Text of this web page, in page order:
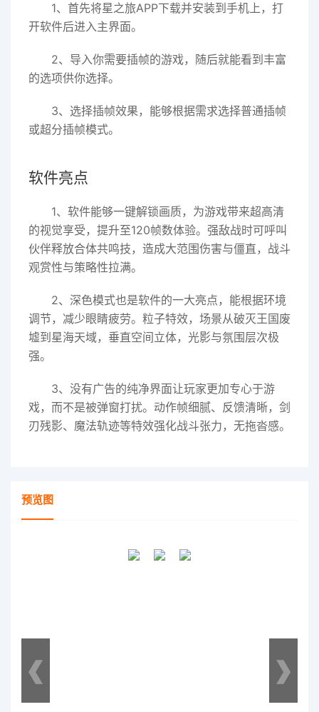
1、首先将星之旅APP下载并安装到手机上，打
开软件后进入主界面。
2、导入你需要插帧的游戏，随后就能看到丰富
的选项供你选择。
3、选择插帧效果，能够根据需求选择普通插帧
或超分插帧模式。
软件亮点
1、软件能够一键解锁画质，为游戏带来超高清
的视觉享受，提升至120帧数体验。强敌战时可呼叫
伙伴释放合体共鸣技，造成大范围伤害与僵直，战斗
观赏性与策略性拉满。
2、深色模式也是软件的一大亮点，能根据环境
调节，减少眼睛疲劳。粒子特效，场景从破灭王国废
墟到星海天域，垂直空间立体，光影与氛围层次极
强。
3、没有广告的纯净界面让玩家更加专心于游
戏，而不是被弹窗打扰。动作帧细腻、反馈清晰，剑
刃残影、魔法轨迹等特效强化战斗张力，无拖沓感。
预览图